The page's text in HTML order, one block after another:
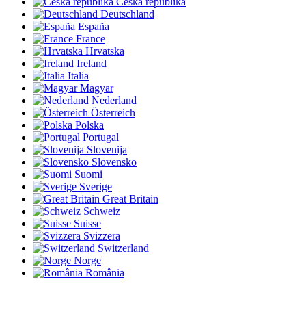
Deutschland
España
France
Hrvatska
Ireland
Italia
Magyar
Nederland
Österreich
Polska
Portugal
Slovenija
Slovensko
Suomi
Sverige
Great Britain
Schweiz
Suisse
Svizzera
Switzerland
Norge
România